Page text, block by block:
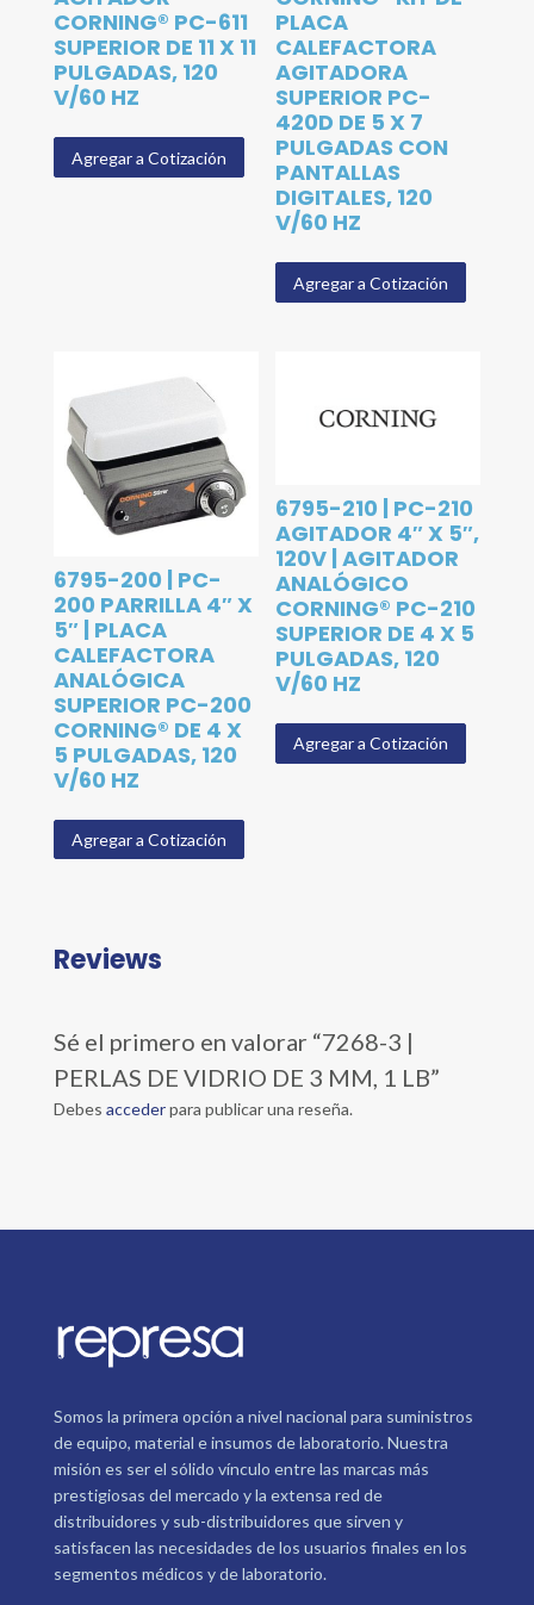
CORNING® PC-611
SUPERIOR DE 11 X 11
PULGADAS, 120
V/60 HZ
Agregar a Cotización
PLACA
CALEFACTORA
AGITADORA
SUPERIOR PC-
420D DE 5 X 7
PULGADAS CON
PANTALLAS
DIGITALES, 120
V/60 HZ
Agregar a Cotización
6795-200 | PC-
200 PARRILLA 4″ X
5″ | PLACA
CALEFACTORA
ANALÓGICA
SUPERIOR PC-200
CORNING® DE 4 X
5 PULGADAS, 120
V/60 HZ
Agregar a Cotización
6795-210 | PC-210
AGITADOR 4″ X 5″,
120V | AGITADOR
ANALÓGICO
CORNING® PC-210
SUPERIOR DE 4 X 5
PULGADAS, 120
V/60 HZ
Agregar a Cotización
Reviews
Sé el primero en valorar “7268-3 |
PERLAS DE VIDRIO DE 3 MM, 1 LB”
Debes accederpara publicar una reseña.
Somos la primera opción a nivel nacional para suministros
de equipo, material e insumos de laboratorio. Nuestra
misión es ser el sólido vínculo entre las marcas más
prestigiosas del mercado y la extensa red de
distribuidores y sub-distribuidores que sirven y
satisfacen las necesidades de los usuarios finales en los
segmentos médicos y de laboratorio.